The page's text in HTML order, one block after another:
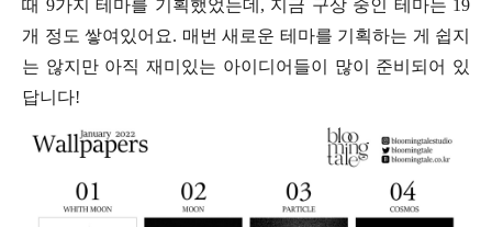
때 9가지 테마를 기획했었는데, 지금 구상 중인 테마는 19
개 정도 쌓여있어요. 매번 새로운 테마를 기획하는 게 쉽지
는 않지만 아직 재미있는 아이디어들이 많이 준비되어 있
답니다!